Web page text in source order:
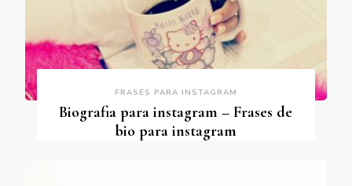
FRASES PARA INSTAGRAM
Biografia para instagram – Frases de
bio para instagram